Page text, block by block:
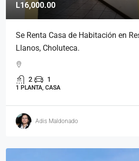
L16,000.00
Se Renta Casa de Habitación en
Llanos, Choluteca.
2 1
1 PLANTA, CASA
Adis Maldonado